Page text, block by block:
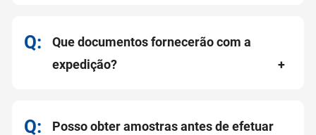
Que documentos fornecerão com a
expedição?
Posso obter amostras antes de efetuar